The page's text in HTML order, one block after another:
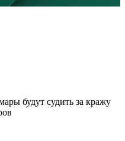
потеряла 650 тысяч
пенсионерку из Самары
будут судить за кражу